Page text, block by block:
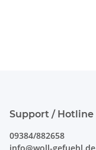
Support / Hotline
09384/882658